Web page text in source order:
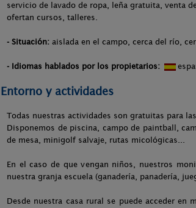
servicio de lavado de ropa, leña gratuita, venta
ofertan cursos, talleres.
- Situación: aislada en el campo, cerca del río,
- Idiomas hablados por los propietarios:
Entorno y actividades
Todas nuestras actividades son gratuitas para
Disponemos de piscina, campo de paintball,
de mesa, minigolf salvaje, rutas micológicas...
En el caso de que vengan niños, nuestros
nuestra granja escuela (ganadería, panadería,
Desde nuestra casa rural se puede acceder